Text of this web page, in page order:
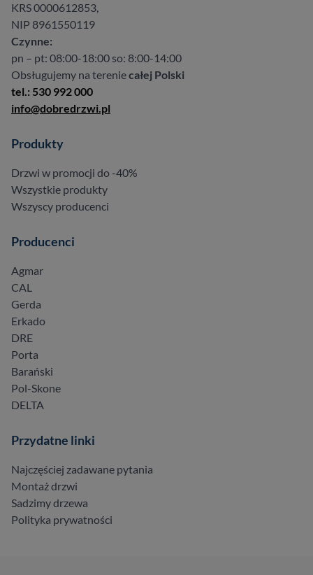
KRS 0000612853,
NIP 8961550119
Czynne:
pn – pt: 08:00-18:00 so: 8:00-14:00
Obsługujemy na tereniecałej Polski
tel.: 530 992 000
info@dobredrzwi.pl
Produkty
Drzwi w promocji do -40%
Wszystkie produkty
Wszyscy producenci
Producenci
Agmar
CAL
Gerda
Erkado
DRE
Porta
Barański
Pol-Skone
DELTA
Przydatne linki
Najczęściej zadawane pytania
Montaż drzwi
Sadzimy drzewa
Polityka prywatności